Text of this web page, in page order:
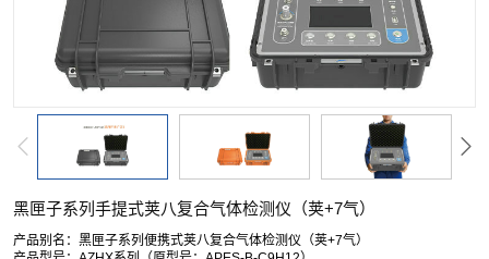
黑匣子系列手提式荚八复合气体检测仪（荚+7气）
产品别名：黑匣子系列便携式荚八复合气体检测仪（荚+7气）